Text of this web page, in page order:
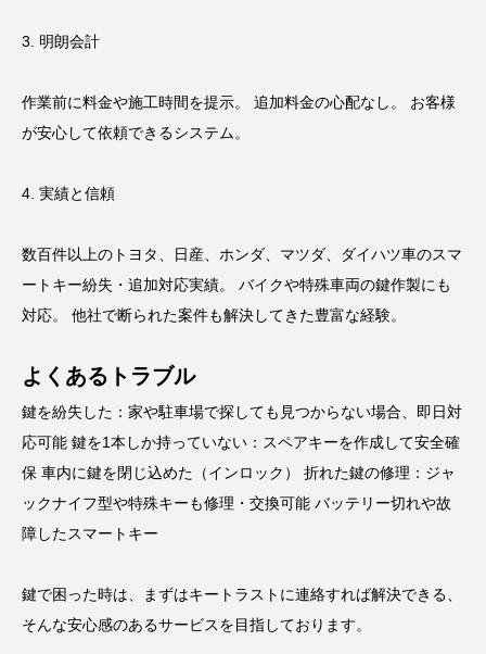
3. 明朗会計
作業前に料金や施工時間を提示。 追加料金の心配なし。 お客様
が安心して依頼できるシステム。
4. 実績と信頼
数百件以上のトヨタ、日産、ホンダ、マツダ、ダイハツ車のスマ
ートキー紛失・追加対応実績。 バイクや特殊車両の鍵作製にも
対応。 他社で断られた案件も解決してきた豊富な経験。
よくあるトラブル
鍵を紛失した：家や駐車場で探しても見つからない場合、即日対
応可能 鍵を1本しか持っていない：スペアキーを作成して安全確
保 車内に鍵を閉じ込めた（インロック） 折れた鍵の修理：ジャ
ックナイフ型や特殊キーも修理・交換可能 バッテリー切れや故
障したスマートキー
鍵で困った時は、まずはキートラストに連絡すれば解決できる、
そんな安心感のあるサービスを目指しております。